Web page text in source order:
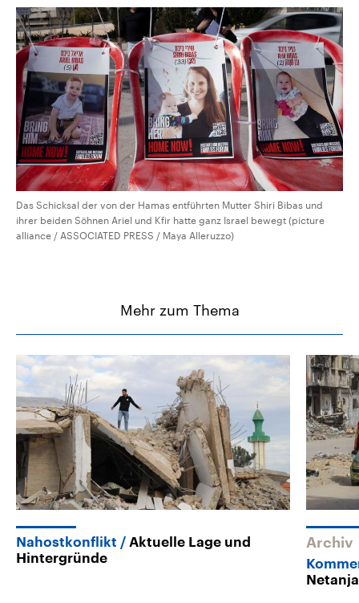
Das Schicksal der von der Hamas entführten Mutter Shiri Bibas und
ihrer beiden Söhnen Ariel und Kfir hatte ganz Israel bewegt (picture
alliance / ASSOCIATED PRESS / Maya Alleruzzo)
Mehr zum Thema
Nahostkonflikt
Aktuelle Lage und
Hintergründe
Archiv